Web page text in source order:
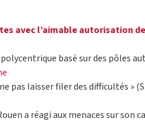
avec l’aimable autorisation de
basé sur des pôles
pas laisser filer des difficultés »
a réagi aux menaces sur son